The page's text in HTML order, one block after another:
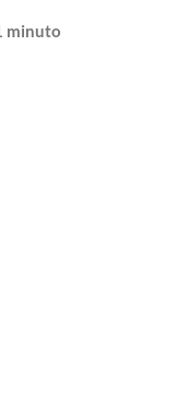
minuto